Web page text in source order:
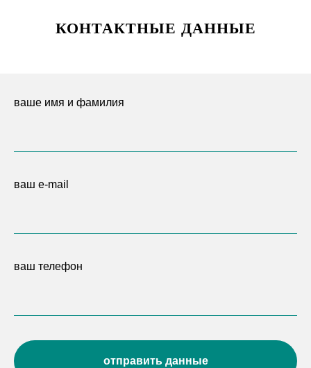
КОНТАКТНЫЕ ДАННЫЕ
ваше имя и фамилия
ваш e-mail
ваш телефон
отправить данные